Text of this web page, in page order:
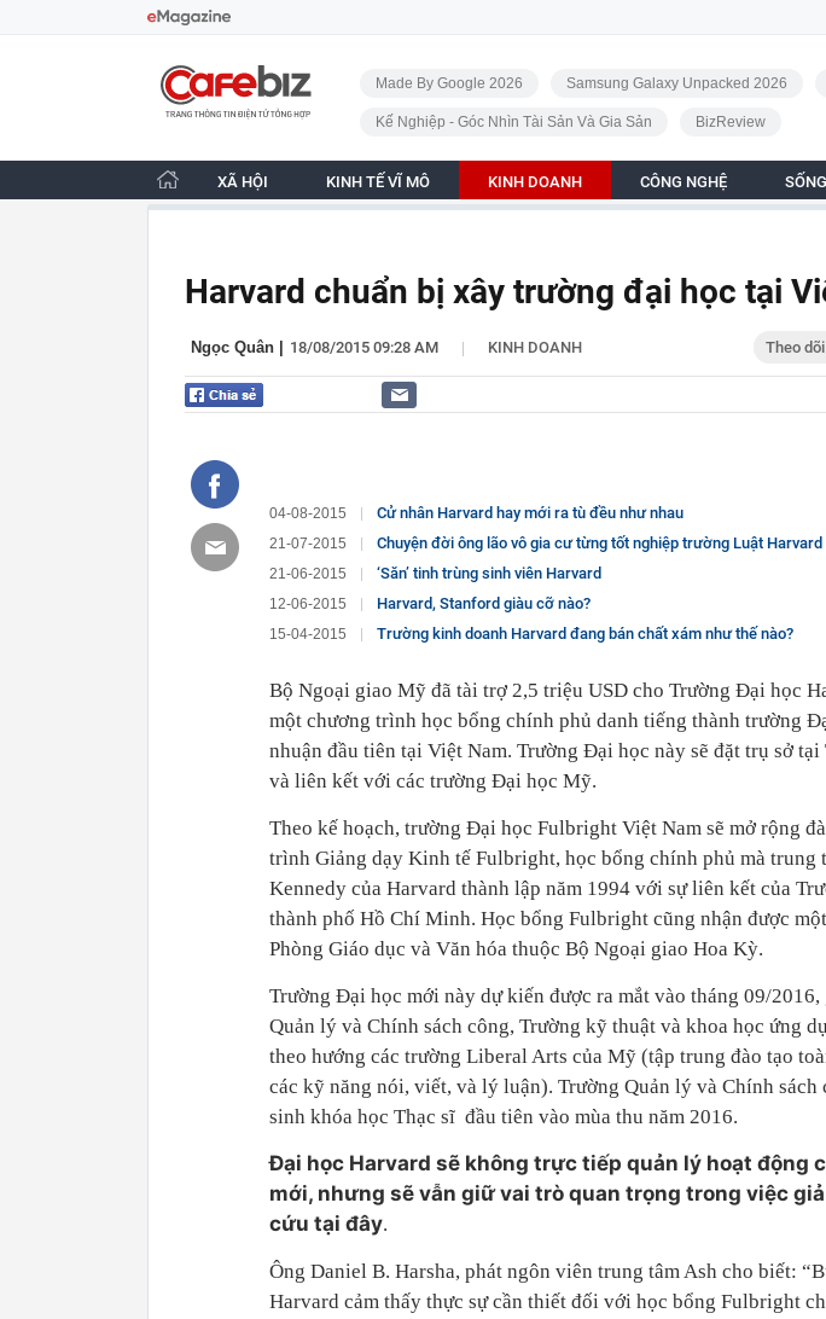
CafeBiz - Trang chủ
Made By Google 2026 Samsung Galaxy Unpacked 2026
Kế Nghiệp - Góc Nhìn Tài Sản Và Gia Sản BizReview
XÃ HỘI KINH TẾ VĨ MÔ KINH DOANH CÔNG NGHỆ SỐNG
Harvard chuẩn bị xây trường đại học tại
Ngọc Quân 18/08/2015 09:28 AM | KINH DOANH Theo
04-08-2015 Cử nhân Harvard hay mới ra tù đều như nhau
21-07-2015 Chuyện đời ông lão vô gia cư từng tốt nghiệp trường Luật Harvard
21-06-2015 ‘Săn’ tinh trùng sinh viên Harvard
12-06-2015 Harvard, Stanford giàu cỡ nào?
15-04-2015 Trường kinh doanh Harvard đang bán chất xám như thế nào?
Bộ Ngoại giao Mỹ đã tài trợ 2,5 triệu USD cho Trường Đại học
một chương trình học bổng chính phủ danh tiếng thành trường
nhuận đầu tiên tại Việt Nam. Trường Đại học này sẽ đặt trụ sở
và liên kết với các trường Đại học Mỹ.
Theo kế hoạch, trường Đại học Fulbright Việt Nam sẽ mở rộng
trình Giảng dạy Kinh tế Fulbright, học bổng chính phủ mà trung
Kennedy của Harvard thành lập năm 1994 với sự liên kết của
thành phố Hồ Chí Minh. Học bổng Fulbright cũng nhận được
Phòng Giáo dục và Văn hóa thuộc Bộ Ngoại giao Hoa Kỳ.
Trường Đại học mới này dự kiến được ra mắt vào tháng 09/
Quản lý và Chính sách công, Trường kỹ thuật và khoa học ứng
theo hướng các trường Liberal Arts của Mỹ (tập trung đào tạo
các kỹ năng nói, viết, và lý luận). Trường Quản lý và Chính sách
sinh khóa học Thạc sĩ đầu tiên vào mùa thu năm 2016.
Đại học Harvard sẽ không trực tiếp quản lý hoạt động
mới, nhưng sẽ vẫn giữ vai trò quan trọng trong việc
cứu tại đây.
Ông Daniel B. Harsha, phát ngôn viên trung tâm Ash cho biết:
Harvard cảm thấy thực sự cần thiết đối với học bổng Fulbright